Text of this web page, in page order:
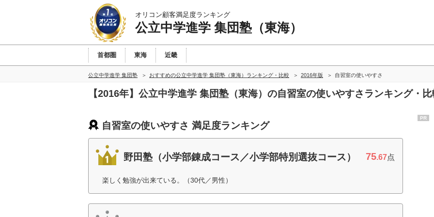
オリコン顧客満足度ランキング
公立中学進学 集団塾（東海）
首都圏 東海 近畿
公立中学進学 集団塾 おすすめの公立中学進学 集団塾（東海）ランキング・比較 2016年版 自習室の使いやすさ
【2016年】公立中学進学 集団塾（東海）の自習室の使いやすさランキング・
自習室の使いやすさ 満足度ランキング
野田塾（小学部錬成コース／小学部特別選抜コース） 75.67点
楽しく勉強が出来ている。（30代／男性）
PR